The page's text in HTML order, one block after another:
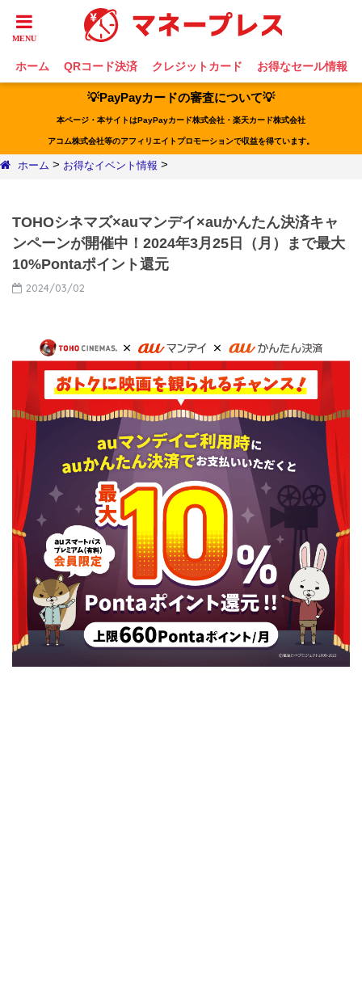
ホーム QRコード決済 クレジットカード お得なセール情報
💡PayPayカードの審査について💡
本ページ・本サイトはPayPayカード株式会社・楽天カード株式会社
アコム株式会社等のアフィリエイトプロモーションで収益を得ています。
ホーム > お得なイベント情報 >
TOHOシネマズ×auマンデイ×auかんたん決済キャ
ンペーンが開催中！2024年3月25日（月）まで最大
10%Pontaポイント還元
2024/03/02